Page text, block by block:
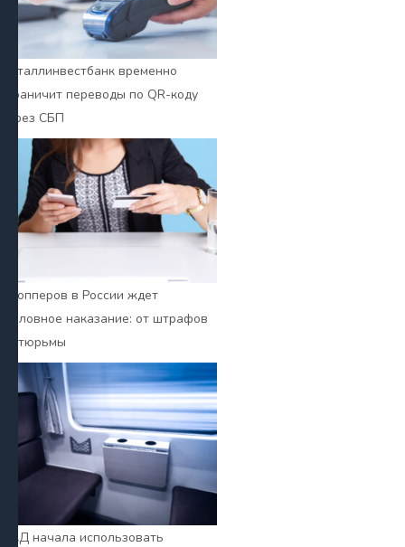
Металлинвестбанк временно
ограничит переводы по QR-коду
через СБП
Дропперов в России ждет
уголовное наказание: от штрафов
до тюрьмы
РЖД начала использовать